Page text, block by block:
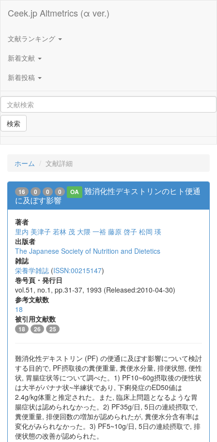
Ceek.jp Altmetrics (α ver.)
文献ランキング
新着文献
新着投稿
検索
ホーム 文献詳細
16 0 0 0 OA
難消化性デキストリンのヒト便通
に及ぼす影響
著者
里内 美津子 若林 茂 大隈 一裕 藤原 啓子 松岡 瑛
出版者
The Japanese Society of Nutrition and Dietetics
雑誌
栄養学雑誌 (ISSN:00215147)
巻号頁・発行日
vol.51, no.1, pp.31-37, 1993 (Released:2010-04-30)
参考文献数
18
被引用文献数
18 26 25
難消化性デキストリン (PF) の便通に及ぼす影響について検討
する目的で, PF摂取後の糞便重量, 糞便水分量, 排便状態, 便性
状, 胃腸症状等について調べた。1) PF10~60g摂取後の便性状
は大半がバナナ状~半練状であり, 下痢発症のED50値は
2.4g/kg体重と推定された。また, 臨床上問題となるような胃
腸症状は認められなかった。2) PF35g/日, 5日の連続摂取で,
糞便重量, 排便回数の増加が認められたが, 糞便水分含有率は
変化がみられなかった。3) PF5~10g/日, 5日の連続摂取で, 排
便状態の改善が認められた。